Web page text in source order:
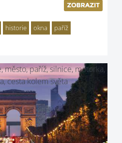
historie okna
paříž